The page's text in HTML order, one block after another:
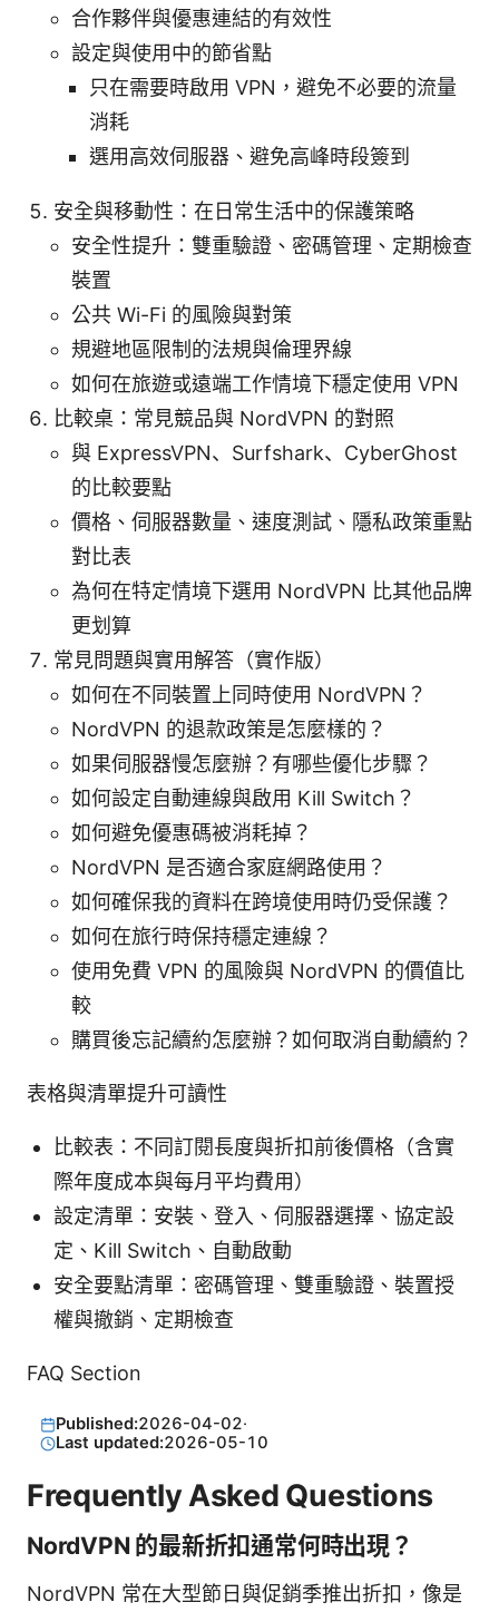
合作夥伴與優惠連結的有效性
設定與使用中的節省點
只在需要時啟用 VPN，避免不必要的流量
消耗
選用高效伺服器、避免高峰時段簽到
安全與移動性：在日常生活中的保護策略
安全性提升：雙重驗證、密碼管理、定期檢查
裝置
公共 Wi-Fi 的風險與對策
規避地區限制的法規與倫理界線
如何在旅遊或遠端工作情境下穩定使用 VPN
比較桌：常見競品與 NordVPN 的對照
與 ExpressVPN、Surfshark、CyberGhost
的比較要點
價格、伺服器數量、速度測試、隱私政策重點
對比表
為何在特定情境下選用 NordVPN 比其他品牌
更划算
常見問題與實用解答（實作版）
如何在不同裝置上同時使用 NordVPN？
NordVPN 的退款政策是怎麼樣的？
如果伺服器慢怎麼辦？有哪些優化步驟？
如何設定自動連線與啟用 Kill Switch？
如何避免優惠碼被消耗掉？
NordVPN 是否適合家庭網路使用？
如何確保我的資料在跨境使用時仍受保護？
如何在旅行時保持穩定連線？
使用免費 VPN 的風險與 NordVPN 的價值比
較
購買後忘記續約怎麼辦？如何取消自動續約？
表格與清單提升可讀性
比較表：不同訂閱長度與折扣前後價格（含實
際年度成本與每月平均費用）
設定清單：安裝、登入、伺服器選擇、協定設
定、Kill Switch、自動啟動
安全要點清單：密碼管理、雙重驗證、裝置授
權與撤銷、定期檢查
FAQ Section
Published:2026-04-02·
Last updated:2026-05-10
Frequently Asked Questions
NordVPN 的最新折扣通常何時出現？
NordVPN 常在大型節日與促銷季推出折扣，像是